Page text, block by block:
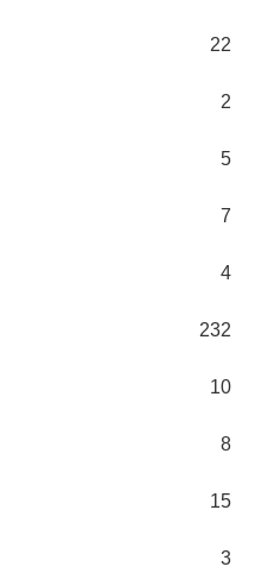
22
2
5
7
4
232
10
8
15
3